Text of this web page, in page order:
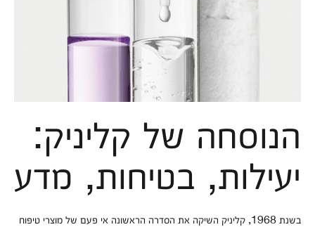
הנוסחה של קליניק:
יעילות, בטיחות, מדע
בשנת 1968, קליניק השיקה את הסדרה הראשונה אי פעם של מוצרי טיפוח